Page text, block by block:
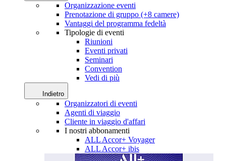
Organizzazione eventi
Prenotazione di gruppo (+8 camere)
Vantaggi del programma fedeltà
Tipologie di eventi
Riunioni
Eventi privati
Seminari
Convention
Vedi di più
Indietro
Organizzatori di eventi
Agenti di viaggio
Cliente in viaggio d'affari
I nostri abbonamenti
ALL Accor+ Voyager
ALL Accor+ ibis